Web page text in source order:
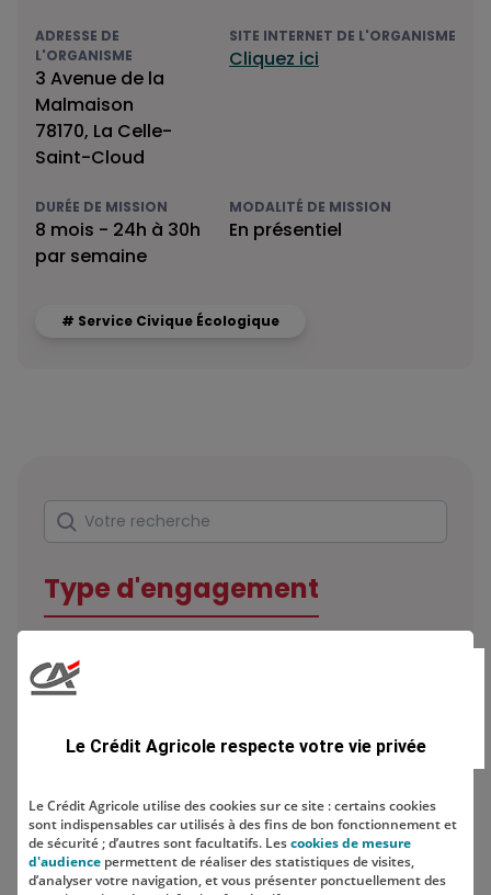
ADRESSE DE
L'ORGANISME
3 Avenue de la
Malmaison
78170, La Celle-
Saint-Cloud
SITE INTERNET DE L'ORGANISME
Cliquez ici
DURÉE DE MISSION
8 mois - 24h à 30h
par semaine
MODALITÉ DE MISSION
En présentiel
# Service Civique Écologique
Rechercher
Votre recherche
Type d'engagement
Localisation
Le Crédit Agricole respecte votre vie privée
Le Crédit Agricole utilise des cookies sur ce site : certains cookies
sont indispensables car utilisés à des fins de bon fonctionnement et
de sécurité ; d’autres sont facultatifs. Lescookies de mesure
d'audience permettent de réaliser des statistiques de visites,
d’analyser votre navigation, et vous présenter ponctuellement des